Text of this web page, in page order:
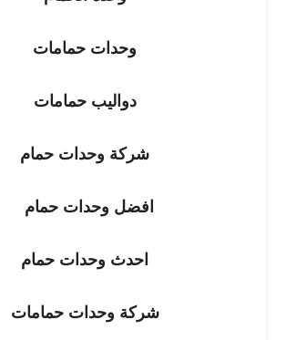
وحدات حمامات
دواليب حمامات
شركة وحدات حمام
افضل وحدات حمام
احدث وحدات حمام
شركة وحدات حمامات